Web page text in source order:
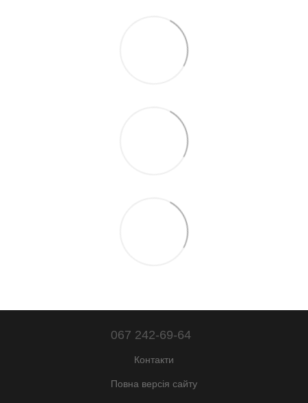
067 242-69-64
Контакти
Повна версія сайту